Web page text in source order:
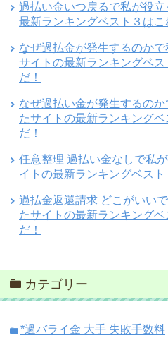
過払い金いつ戻るで私が役
最新ランキングベスト３はこ
なぜ過払金が発生するのかで
サイトの最新ランキングベ
だ！
なぜ過払い金が発生するのか
たサイトの最新ランキング
だ！
任意整理 過払い金なしで私
イトの最新ランキングベスト
過払金返還請求 どこがいい
たサイトの最新ランキング
だ！
カテゴリー
*過バライ金 大手 失敗手数料